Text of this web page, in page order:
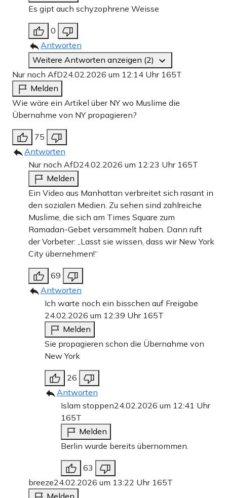
Es gipt auch schyzophrene Weisse
0
Antworten
Weitere Antworten anzeigen (2)
Nur noch AfD24.02.2026 um 12:14 Uhr 165T
Melden
Wie wäre ein Artikel über NY wo Muslime die
Übernahme von NY propagieren?
75
Antworten
Nur noch AfD24.02.2026 um 12:23 Uhr 165T
Melden
Ein Video aus Manhattan verbreitet sich rasant in
den sozialen Medien. Zu sehen sind zahlreiche
Muslime, die sich am Times Square zum
Ramadan-Gebet versammelt haben. Dann ruft
der Vorbeter: „Lasst sie wissen, dass wir New York
City übernehmen!“
69
Antworten
Ich warte noch ein bisschen auf Freigabe
24.02.2026 um 12:39 Uhr 165T
Melden
Sie propagieren schon die Übernahme von
New York
26
Antworten
Islam stoppen24.02.2026 um 12:41 Uhr
165T
Melden
Berlin wurde bereits übernommen.
63
breeze24.02.2026 um 13:22 Uhr 165T